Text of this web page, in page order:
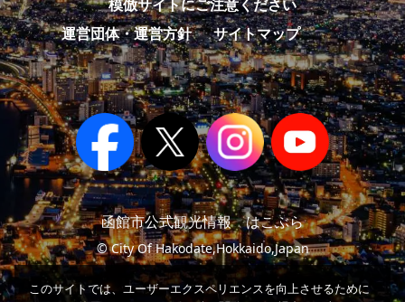
模倣サイトにご注意ください
運営団体・運営方針
サイトマップ
函館市公式観光情報 はこぶら
© City Of Hakodate,Hokkaido,Japan
このサイトでは、ユーザーエクスペリエンスを向上させるために